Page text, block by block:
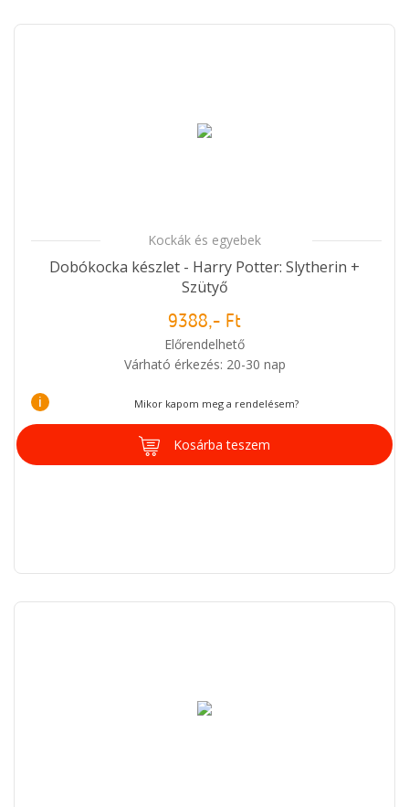
Kockák és egyebek
Dobókocka készlet - Harry Potter: Slytherin +
Szütyő
9388,- Ft
Előrendelhető
Várható érkezés: 20-30 nap
i Mikor kapom meg a rendelésem?
Kosárba teszem